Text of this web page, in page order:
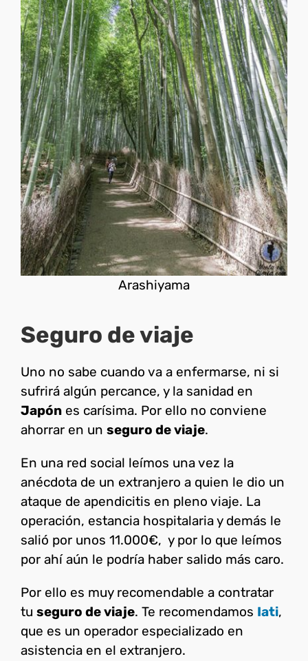
Arashiyama
Seguro de viaje
Uno no sabe cuando va a enfermarse, ni si
sufrirá algún percance, y la sanidad en
Japón es carísima. Por ello no conviene
ahorrar en un seguro de viaje.
En una red social leímos una vez la
anécdota de un extranjero a quien le dio un
ataque de apendicitis en pleno viaje. La
operación, estancia hospitalaria y demás le
salió por unos 11.000€, y por lo que leímos
por ahí aún le podría haber salido más caro.
Por ello es muy recomendable a contratar
tu seguro de viaje. Te recomendamos Iati,
que es un operador especializado en
asistencia en el extranjero.